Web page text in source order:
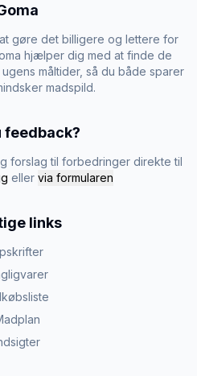
gøre det billigere og lettere for
hjælper dig med at finde de
måltider, så du både sparer
madspild.
feedback?
forslag til forbedringer direkte til
eller via formularen
links